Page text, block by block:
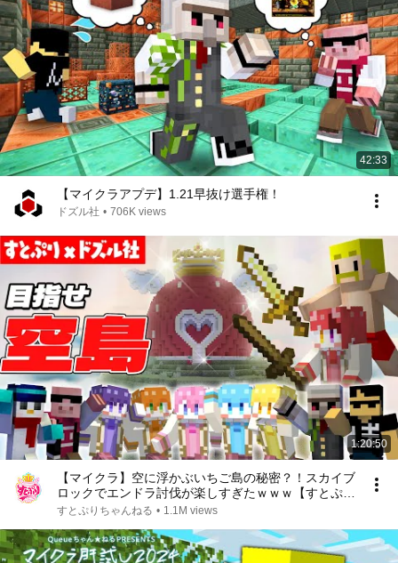
42:33
【マイクラアプデ】1.21早抜け選手権！
ドズル社 • 706K views
1:20:50
【マイクラ】空に浮かぶいちご島の秘密？！スカイブ
ロックでエンドラ討伐が楽しすぎたｗｗｗ【すとぷり
×ドズル社】
すとぷりちゃんねる • 1.1M views